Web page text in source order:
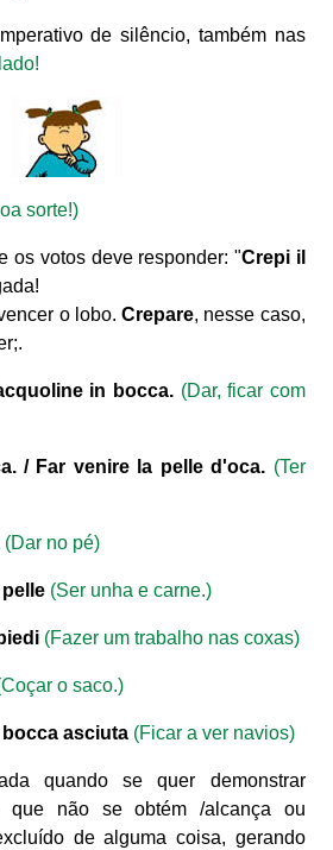
de silêncio, também nas
sorte!)
os votos deve responder: "Crepi il
o lobo.Crepare, nesse caso,
in bocca. (Dar, ficar com
/ Far venire la pelle d'oca. (Ter
(Dar no pé)
(Ser unha e carne.)
(Fazer um trabalho nas coxas)
o saco.)
bocca asciuta (Ficar a ver navios)
quando se quer demonstrar
que não se obtém /alcança ou
de alguma coisa, gerando